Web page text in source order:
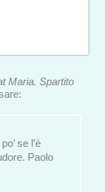
Maria. Spartito
se l’è
Paolo